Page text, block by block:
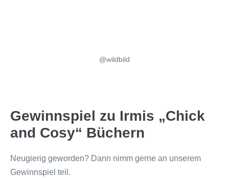
@wildbild
Gewinnspiel zu Irmis „Chick
and Cosy“ Büchern
Neugierig geworden? Dann nimm gerne an unserem
Gewinnspiel teil.